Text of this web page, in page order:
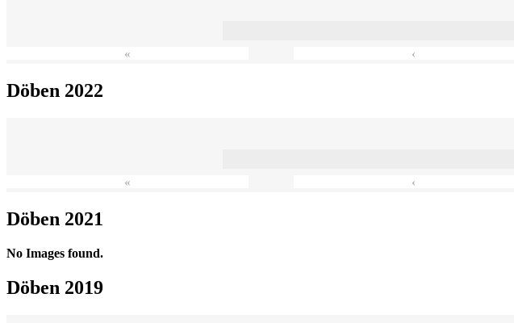
« ‹
Döben 2022
« ‹
Döben 2021
No Images found.
Döben 2019